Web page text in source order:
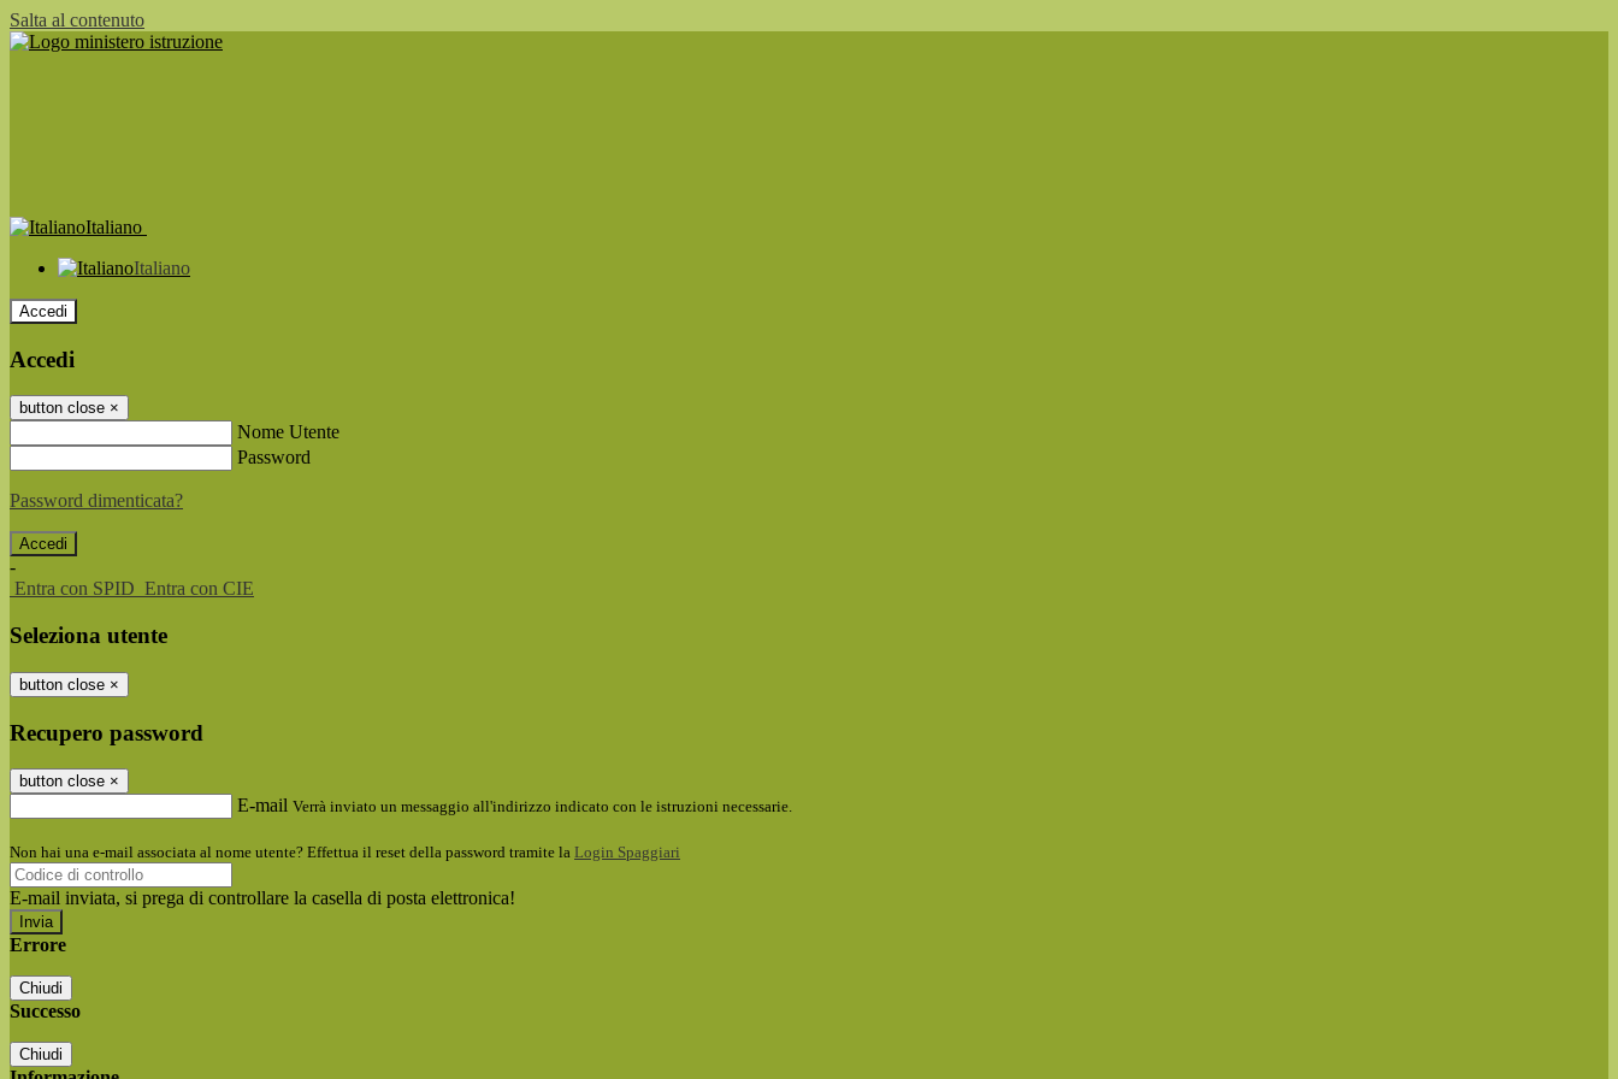
Salta al contenuto
Italiano
Italiano
Accedi
Accedi
button close ×
Nome Utente
Password
Password dimenticata?
-
Entra con SPID Entra con CIE
Seleziona utente
button close ×
Recupero password
button close ×
E-mail Verrà inviato un messaggio all'indirizzo indicato con le istruzioni necessarie.
Non hai una e-mail associata al nome utente? Effettua il reset della password tramite la Login Spaggiari
E-mail inviata, si prega di controllare la casella di posta elettronica!
Errore
Chiudi
Successo
Chiudi